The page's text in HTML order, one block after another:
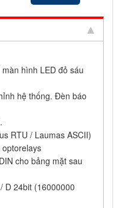
hình LED đỏ sáu
hệ thống. Đèn báo
RTU / Laumas ASCII)
cho bảng mặt sau
D 24bit (16000000